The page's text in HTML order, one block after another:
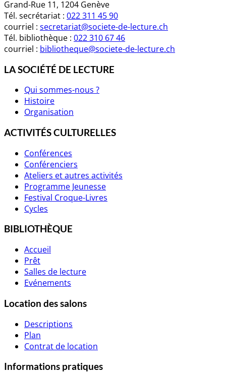
Grand-Rue 11, 1204 Genève
Tél. secrétariat : 022 311 45 90
courriel : secretariat@societe-de-lecture.ch
Tél. bibliothèque : 022 310 67 46
courriel : bibliotheque@societe-de-lecture.ch
LA SOCIÉTÉ DE LECTURE
Qui sommes-nous ?
Histoire
Organisation
ACTIVITÉS CULTURELLES
Conférences
Conférenciers
Ateliers et autres activités
Programme Jeunesse
Festival Croque-Livres
Cycles
BIBLIOTHÈQUE
Accueil
Prêt
Salles de lecture
Evénements
Location des salons
Descriptions
Plan
Contrat de location
Informations pratiques